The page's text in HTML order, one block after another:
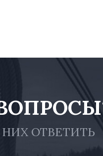
ОТВЕТИТЬ